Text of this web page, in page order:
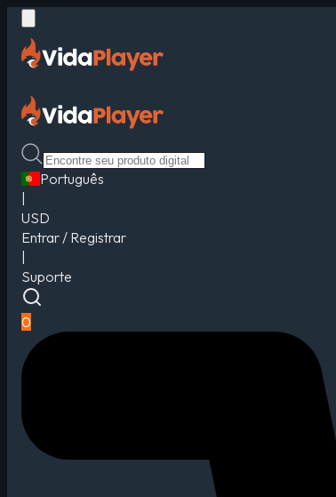
Português
USD
Entrar / Registrar
Suporte
0